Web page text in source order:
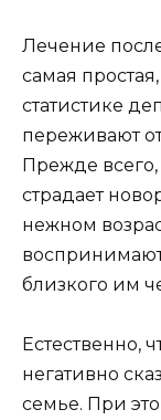
Лечение
самая
статистике
переживают
Прежде
страдает
нежном
близкого им
Естественно,
негативно
семье. При